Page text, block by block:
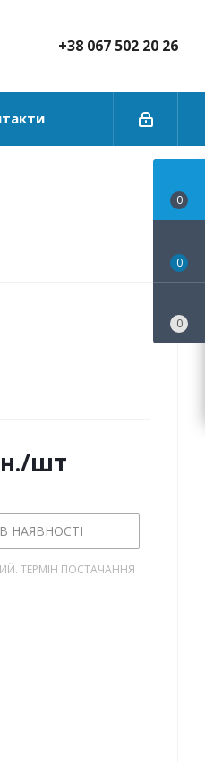
+38 067 502 20 26
/шт
НАЯВНОСТІ
ТЕРМІН ПОСТАЧАННЯ
0
0
0